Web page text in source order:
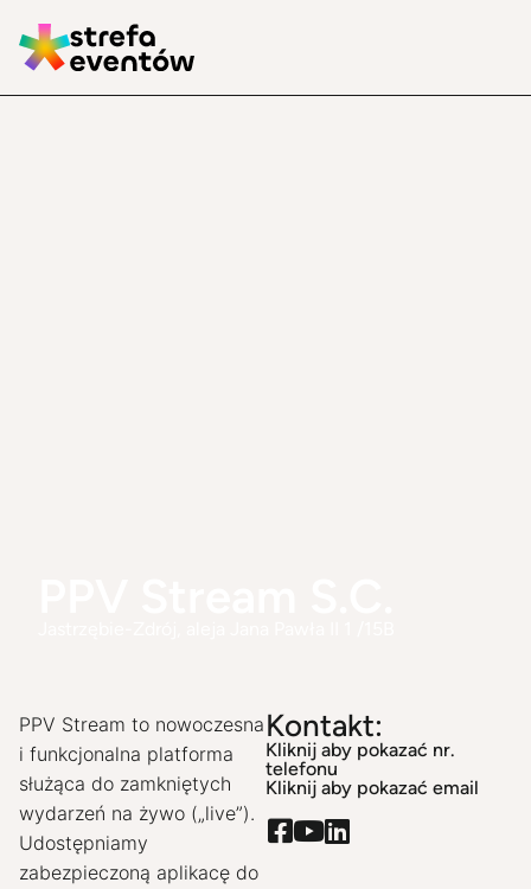
PPV Stream to nowoczesna
i funkcjonalna platforma
służąca do zamkniętych
wydarzeń na żywo („live”).
Udostępniamy
zabezpieczoną aplikacę do
Kontakt:
Kliknij aby pokazać nr.
telefonu
Kliknij aby pokazać email